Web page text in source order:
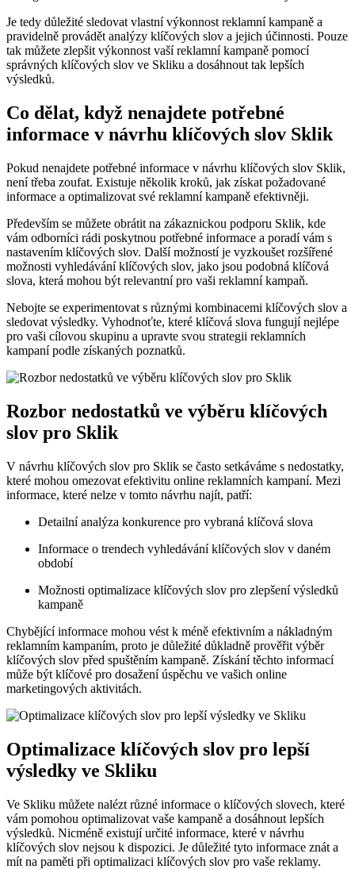
Je tedy důležité sledovat vlastní výkonnost reklamní kampaně a
pravidelně provádět analýzy klíčových slov a jejich účinnosti. Pouze
tak můžete zlepšit výkonnost vaší reklamní kampaně pomocí
správných klíčových slov ve Skliku a dosáhnout tak lepších
výsledků.
Co dělat, když nenajdete potřebné
informace v návrhu klíčových slov Sklik
Pokud nenajdete potřebné informace v návrhu klíčových slov Sklik,
není třeba zoufat. Existuje několik kroků, jak získat požadované
informace a optimalizovat své reklamní kampaně efektivněji.
Především se můžete obrátit na zákaznickou podporu Sklik, kde
vám odborníci rádi poskytnou potřebné informace a poradí vám s
nastavením klíčových slov. Další možností je vyzkoušet rozšířené
možnosti vyhledávání klíčových slov, jako jsou podobná klíčová
slova, která mohou být relevantní pro vaši reklamní kampaň.
Nebojte se experimentovat s různými kombinacemi klíčových slov a
sledovat výsledky. Vyhodnoťte, které klíčová slova fungují nejlépe
pro vaši cílovou skupinu a upravte svou strategii reklamních
kampaní podle získaných poznatků.
Rozbor nedostatků ve výběru klíčových
slov pro Sklik
V návrhu klíčových slov pro Sklik se často setkáváme s nedostatky,
které mohou omezovat efektivitu online reklamních kampaní. Mezi
informace, které nelze v tomto návrhu najít, patří:
Detailní analýza konkurence pro vybraná klíčová slova
Informace o trendech vyhledávání klíčových slov v daném
období
Možnosti optimalizace klíčových slov pro zlepšení výsledků
kampaně
Chybějící informace mohou vést k méně efektivním a nákladným
reklamním kampaním, proto je důležité důkladně prověřit výběr
klíčových slov před spuštěním kampaně. Získání těchto informací
může být klíčové pro dosažení úspěchu ve vašich online
marketingových aktivitách.
Optimalizace klíčových slov pro lepší
výsledky ve Skliku
Ve Skliku můžete nalézt různé informace o klíčových slovech, které
vám pomohou optimalizovat vaše kampaně a dosáhnout lepších
výsledků. Nicméně existují určité informace, které v návrhu
klíčových slov nejsou k dispozici. Je důležité tyto informace znát a
mít na paměti při optimalizaci klíčových slov pro vaše reklamy.